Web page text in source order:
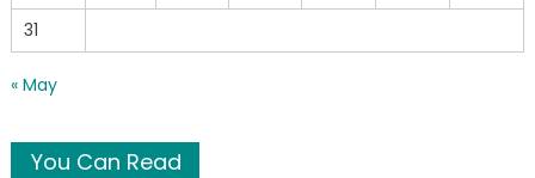
31
« May
You Can Read